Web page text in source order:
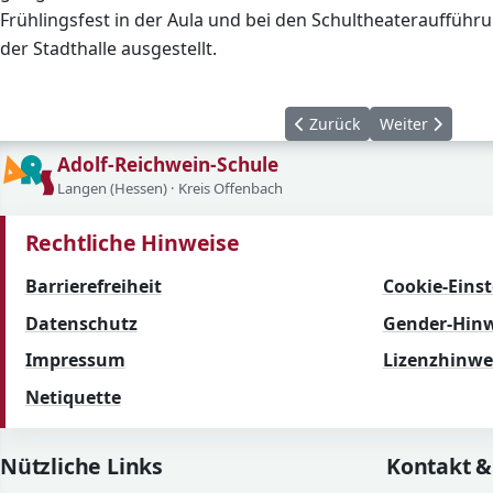
Frühlingsfest in der Aula und bei den
der Stadthalle ausgestellt.
Vorheriger Beitrag:
Zurück Nächster
Weiter
Adolf-Reichwein-Schule
Langen (Hessen) · Kreis Offenbach
Rechtliche Hinweise
Barrierefreiheit
Cookie-
Datenschutz
Gender-
Impressum
Netiquette
Nützliche Links Kontakt